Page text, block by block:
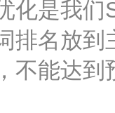
化是我
排名放
不能达